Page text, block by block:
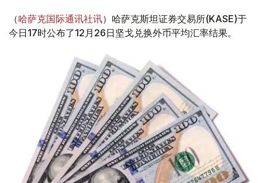
（哈萨克国际通讯社讯）哈萨克斯坦证券交易所(KASE)于
今日17时公布了12月26日坚戈兑换外币平均汇率结果。